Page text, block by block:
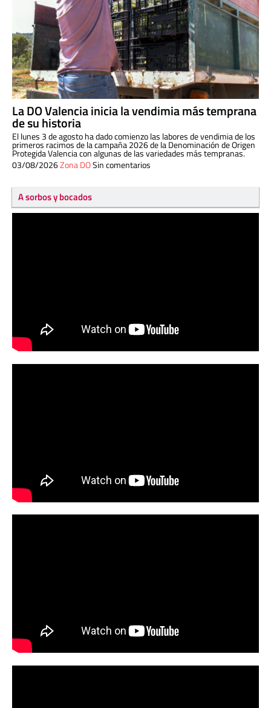
La DO Valencia inicia la vendimia más temprana
de su historia
El lunes 3 de agosto ha dado comienzo las labores de vendimia de los
primeros racimos de la campaña 2026 de la Denominación de Origen
Protegida Valencia con algunas de las variedades más tempranas.
03/08/2026Zona DOSin comentarios
A sorbos y bocados